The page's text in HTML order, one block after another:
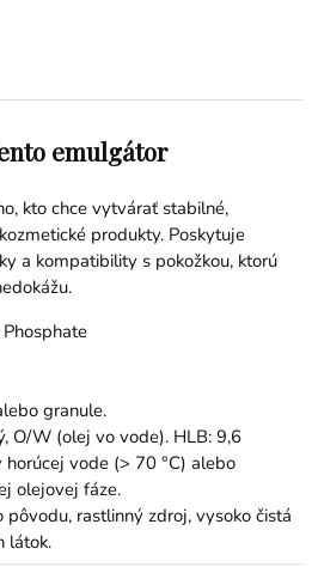
emulgátor
kto chce vytvárať stabilné,
produkty. Poskytuje
a kompatibility s pokožkou, ktorú
granule.
O/W (olej vo vode). HLB: 9,6
vode (> 70 °C) alebo
olejovej fáze.
rastlinný zdroj, vysoko čistá
látok.